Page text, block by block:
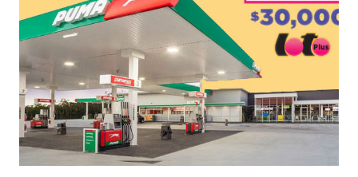
¡Enhorabuena que lo disfrute!
...